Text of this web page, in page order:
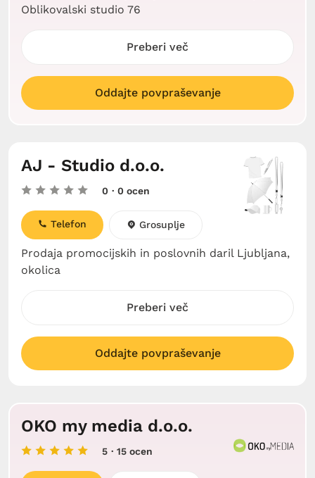
Oblikovalski studio 76
Preberi več
Oddajte povpraševanje
AJ - Studio d.o.o.
0 · 0 ocen
Prodaja promocijskih in poslovnih daril Ljubljana,
okolica
Telefon Grosuplje
Preberi več
Oddajte povpraševanje
OKO my media d.o.o.
5 · 15 ocen